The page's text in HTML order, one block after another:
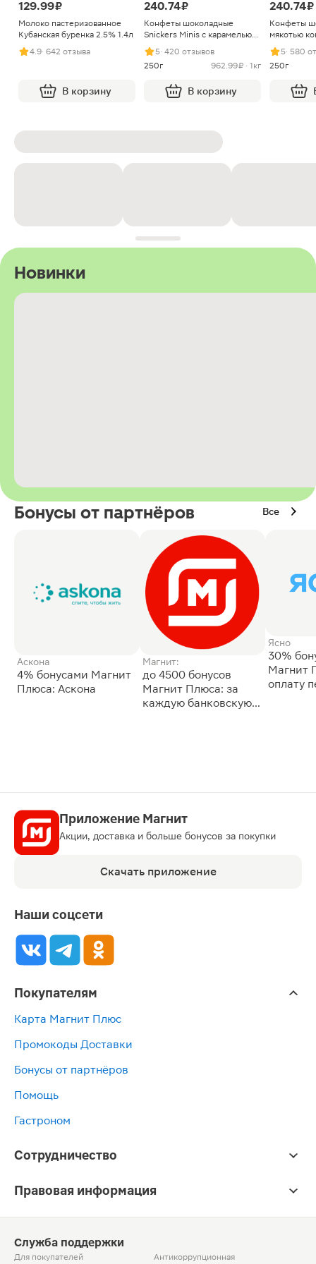
129.99 ₽
Молоко пастеризованное
Кубанская буренка 2.5% 1.4л
4.9· 642 отзыва
В корзину
240.74 ₽
Конфеты шоколадные
Snickers Minis с карамелью
арахисом и нугой
5· 420 отзывов
250г
962.99 ₽ · 1кг
В корзину
240.74 ₽
Конфеты
мякотью
5· 580
250г
Новинки
Бонусы от партнёров Все
Аскона
4% бонусами Магнит
Плюса: Аскона
Магнит:
до 4500 бонусов
Магнит Плюса: за
каждую банковскую
Ясно
30%
Магнит
оплату
Приложение Магнит
Акции, доставка и больше бонусов за покупки
Скачать приложение
Наши соцсети
Покупателям
Карта Магнит Плюс
Промокоды Доставки
Бонусы от партнёров
Помощь
Гастроном
Сотрудничество
Правовая информация
Служба поддержки
Для покупателей
Антикоррупционная